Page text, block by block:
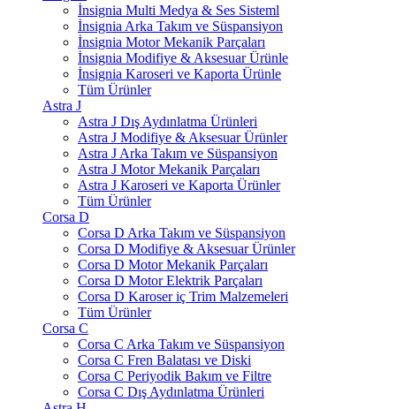
İnsignia Multi Medya & Ses Sisteml
İnsignia Arka Takım ve Süspansiyon
İnsignia Motor Mekanik Parçaları
İnsignia Modifiye & Aksesuar Ürünle
İnsignia Karoseri ve Kaporta Ürünle
Tüm Ürünler
Astra J
Astra J Dış Aydınlatma Ürünleri
Astra J Modifiye & Aksesuar Ürünler
Astra J Arka Takım ve Süspansiyon
Astra J Motor Mekanik Parçaları
Astra J Karoseri ve Kaporta Ürünler
Tüm Ürünler
Corsa D
Corsa D Arka Takım ve Süspansiyon
Corsa D Modifiye & Aksesuar Ürünler
Corsa D Motor Mekanik Parçaları
Corsa D Motor Elektrik Parçaları
Corsa D Karoser iç Trim Malzemeleri
Tüm Ürünler
Corsa C
Corsa C Arka Takım ve Süspansiyon
Corsa C Fren Balatası ve Diski
Corsa C Periyodik Bakım ve Filtre
Corsa C Dış Aydınlatma Ürünleri